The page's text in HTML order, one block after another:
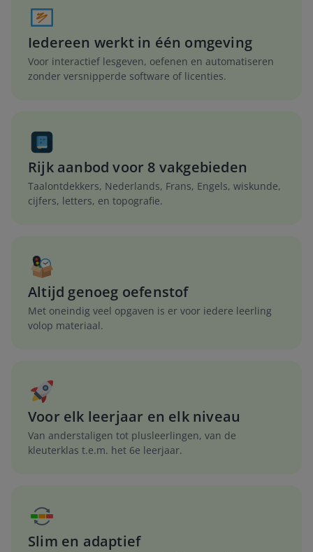
Iedereen werkt in één omgeving
Voor interactief lesgeven, oefenen en automatiseren
zonder versnipperde software of licenties.
Rijk aanbod voor 8 vakgebieden
Taalontdekkers, Nederlands, Frans, Engels, wiskunde,
cijfers, letters, en topografie.
Altijd genoeg oefenstof
Met oneindig veel opgaven is er voor iedere leerling
volop materiaal.
Voor elk leerjaar en elk niveau
Van anderstaligen tot plusleerlingen, van de
kleuterklas t.e.m. het 6e leerjaar.
Slim en adaptief